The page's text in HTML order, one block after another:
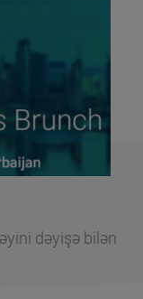
dəyişə bilən